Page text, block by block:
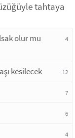
tahtaya
olur mu
4
kesilecek 12
7
6
4